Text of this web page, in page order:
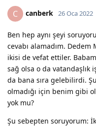
C canberk 26 Oca 2022
Ben hep aynı şeyi
cevabı alamadım.
ikisi de vefat ettiler.
sağ olsa o da vatandaşlık
da bana sıra gelebilirdi.
olmadığı için benim gibi
yok mu?
Şu sebepten soruyorum: